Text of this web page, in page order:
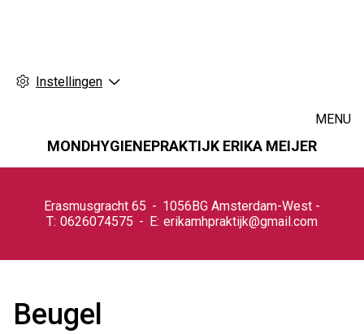
Instellingen
MONDHYGIENEPRAKTIJK ERIKA MEIJER
Hoofdmenu
MENU
Erasmusgracht65 1056BG Amsterdam-West
0626074575
erikamhpraktijk@gmail.com
Beugel